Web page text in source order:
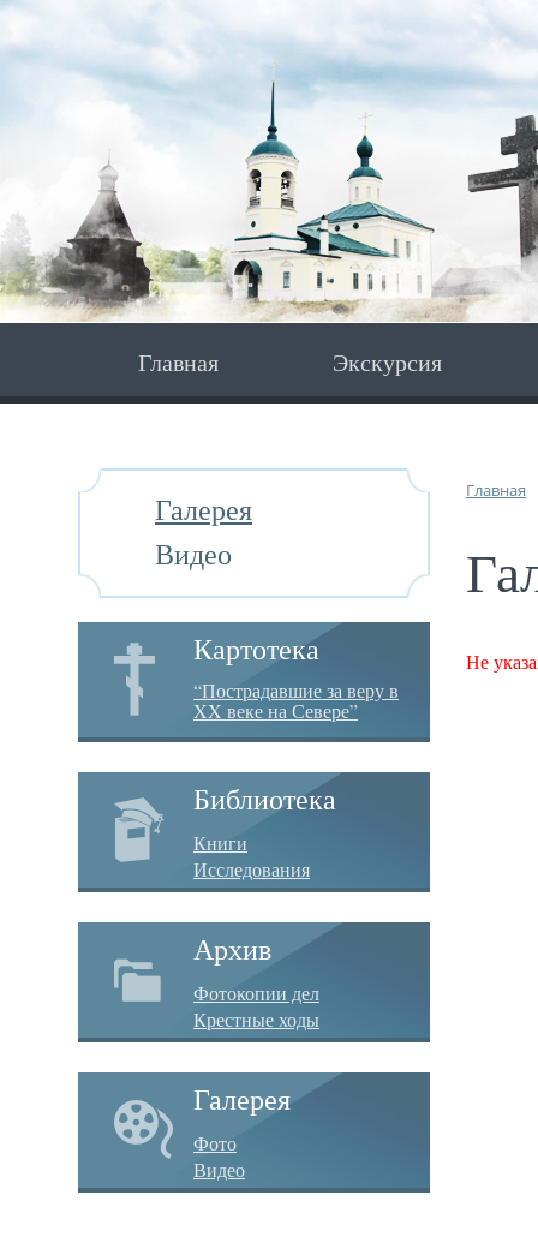
Главная Экскурсия
Галерея
Видео
Картотека
“Пострадавшие за веру в
XX веке на Севере”
Библиотека
Книги
Исследования
Архив
Фотокопии дел
Крестные ходы
Галерея
Фото
Видео
Главная
Не